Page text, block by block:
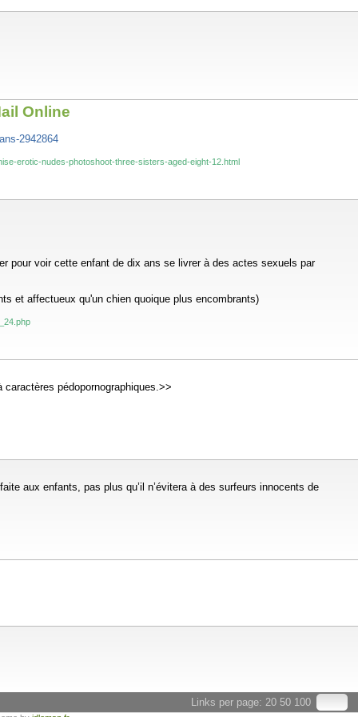
Online
2942864
erotic-nudes-photoshoot-three-sisters-aged-eight-12.html
pour voir cette enfant de dix ans se livrer à des actes sexuels par
et affectueux qu'un chien quoique plus encombrants)
pédopornographiques.>>
aux enfants, pas plus qu’il n’évitera à des surfeurs innocents de
Links per page: 20 50 100